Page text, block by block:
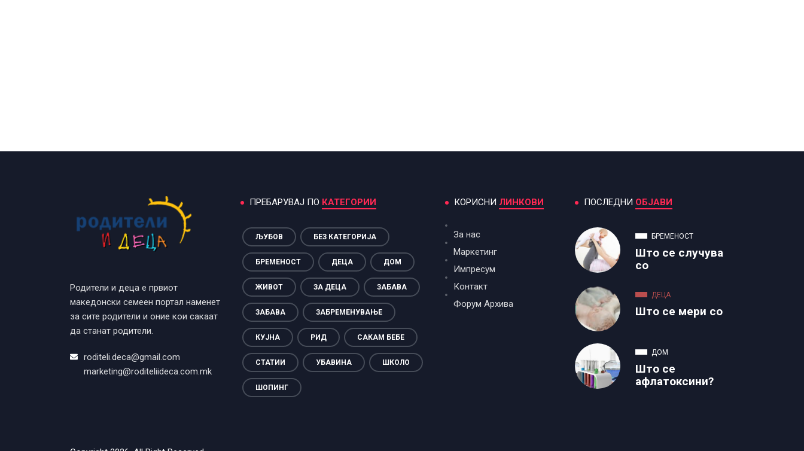
Родители и деца е првиот
македонски семеен портал наменет
за сите родители и оние кои сакаат
да станат родители.
roditeli.deca@gmail.com
marketing@roditeliideca.com.mk
ПРЕБАРУВАЈ ПО КАТЕГОРИИ
ЉУБОВ БЕЗ КАТЕГОРИЈА
БРЕМЕНОСТ ДЕЦА ДОМ
ЖИВОТ ЗА ДЕЦА ЗАБАВА
ЗАБАВА ЗАБРЕМЕНУВАЊЕ
КУЈНА РИД САКАМ БЕБЕ
СТАТИИ УБАВИНА ШКОЛО
ШОПИНГ
КОРИСНИ ЛИНКОВИ
За нас
Маркетинг
Импресум
Контакт
Форум Архива
ПОСЛЕДНИ ОБЈАВИ
БРЕМЕНОСТ
Што се случува
со
ДЕЦА
Што се мери со
ДОМ
Што се
афлатоксини?